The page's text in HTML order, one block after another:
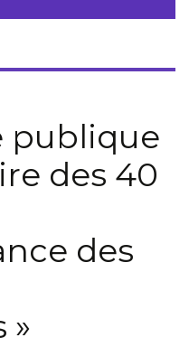
publique
des 40
des
»